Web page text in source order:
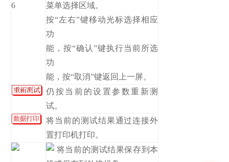
6
菜单选择区域。
按“左右”键移动光标选择相应
功
能，按“确认”键执行当前所选
功
能，按“取消”键返回上一屏。
仍按当前的设置参数重新测
试。
将当前的测试结果通过连接外
置打印机打印。
将当前的测试结果保存到本